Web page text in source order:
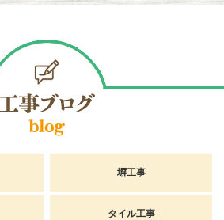
塀工事
タイル工事